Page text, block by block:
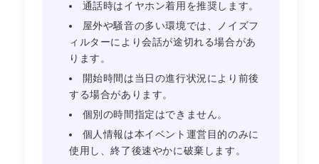
通話時はイヤホン着用を推奨します。
屋外や騒音の多い環境では、ノイズフ
ィルターにより会話が途切れる場合があ
ります。
開始時間は当日の進行状況により前後
する場合があります。
個別の時間指定はできません。
個人情報は本イベント運営目的のみに
使用し、終了後速やかに破棄します。